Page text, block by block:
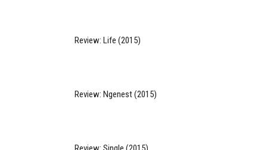
Review: Life (2015)
Review: Ngenest (2015)